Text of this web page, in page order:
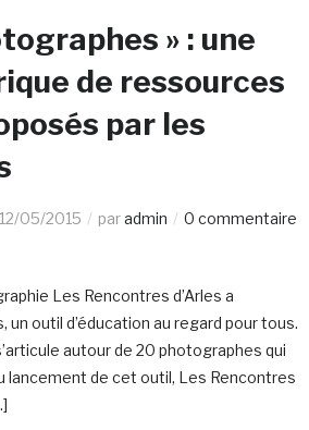
» : une
de ressources
par les
12/05/2015 paradmin 0 commentaire
Les Rencontres d’Arles a
outil d’éducation au regard pour tous.
autour de 20 photographes qui
lancement de cet outil, Les Rencontres